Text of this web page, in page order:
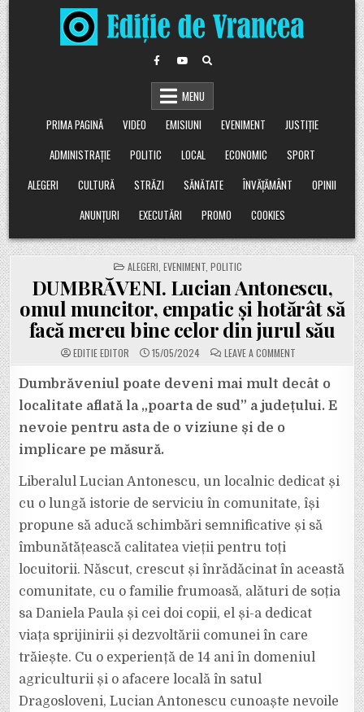
Skip
to
content
MENU
PRIMA PAGINĂ
VIDEO EMISIUNI EVENIMENT
JUSTIȚIE
ADMINISTRAȚIE
POLITIC LOCAL ECONOMIC
SPORT
ALEGERI
CULTURĂ STRĂZI SĂNĂTATE ÎNVĂȚĂMÂNT
OPINII
ANUNȚURI
EXECUTĂRI PROMO COOKIES
POSTED
IN
ALEGERI EVENIMENT POLITIC
DUMBRĂVENI. Lucian Antonescu,
omul muncitor, empatic și hotărât să
facă mereu bine celor din jurul său
EDITIE EDITOR 15/05/2024 LEAVE A COMMENTON
DUMBRĂVENI.
ANTONESCU,
OMUL
MUNCITOR,
EMPATIC
CELOR
DIN
JURUL
SĂU
Dumbrăveniul poate deveni mai mult decât o
localitate aflată la „poarta de sud” a județului. E
nevoie pentru asta de o viziune și de o
implicare pe măsură.
Liberalul Lucian Antonescu, un localnic dedicat și
cu o lungă istorie de serviciu în comunitate, își
propune să aducă schimbări semnificative și să
îmbunătățească calitatea vieții pentru toți
locuitorii. Născut, crescut și înrădăcinat în această
comunitate, cu o familie frumoasă, alături de soția
sa Daniela Paula și cei doi copii, el și-a dedicat
viața sprijinirii și dezvoltării comunei în care
trăiește. Cu o experiență de 14 ani în domeniul
agriculturii și o afacere locală în satul
Dragosloveni, Lucian Antonescu cunoaște nevoile